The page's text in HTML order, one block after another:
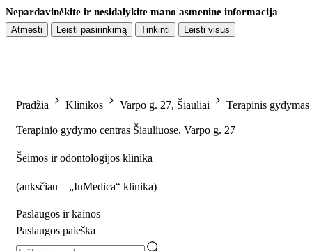
Nepardavinėkite ir nesidalykite mano asmenine informacija
Atmesti Leisti pasirinkimą Tinkinti Leisti visus
Pradžia Klinikos Varpo g. 27, Šiauliai Terapinis gydymas
Terapinio gydymo centras Šiauliuose, Varpo g. 27
Šeimos ir odontologijos klinika
(anksčiau – „InMedica“ klinika)
Paslaugos ir kainos
Paslaugos paieška